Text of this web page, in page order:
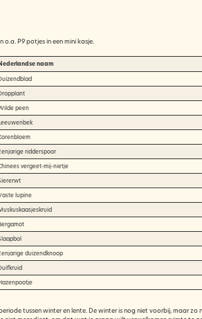
P9 potjes in een mini kasje.
naam
peen
ridderspoor
vergeet-mij-nietje
lupine
duizendknoop
tussen winter en lente. De winter is nog niet voorbij, maar